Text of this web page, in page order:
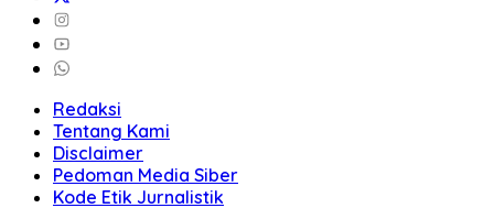
Redaksi
Tentang Kami
Disclaimer
Pedoman Media Siber
Kode Etik Jurnalistik